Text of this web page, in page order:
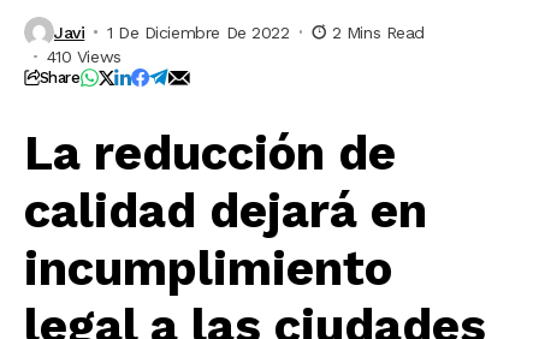
Javi 1 De Diciembre De 2022
2 Mins Read
410 Views
Share
La reducción de
calidad dejará en
incumplimiento
legal a las ciudades